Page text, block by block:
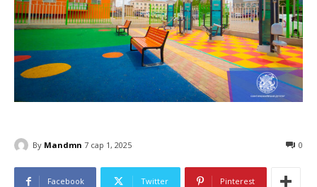
By Mandmn 7 сар 1, 2025 0
Facebook Twitter Pinterest